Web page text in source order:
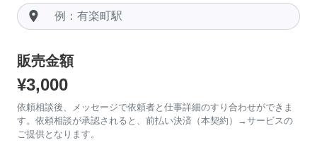
room
販売金額
¥3,000
依頼相談後、メッセージで依頼者と仕事詳細のすり合わせができま
す。依頼相談が承認されると、前払い決済（本契約）→サービスの
ご提供となります。